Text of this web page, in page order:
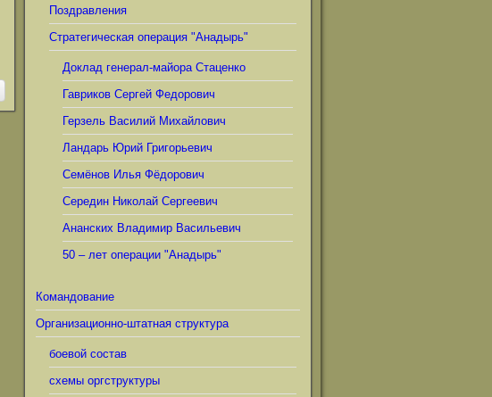
Поздравления
Стратегическая операция "Анадырь"
Доклад генерал-майора Стаценко
Гавриков Сергей Федорович
Герзель Василий Михайлович
Ландарь Юрий Григорьевич
Семёнов Илья Фёдорович
Середин Николай Сергеевич
Ананских Владимир Васильевич
50 – лет операции "Анадырь"
Командование
Организационно-штатная структура
боевой состав
схемы оргструктуры